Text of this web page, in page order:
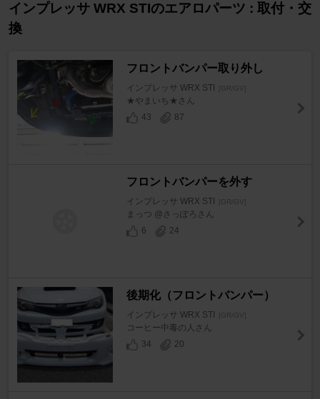
インプレッサ WRX STIのエアロパーツ : 取付・交
換
フロントバンパー取り外し
インプレッサ WRX STI [GR/GV]
★やまいち★さん
43
87
フロントバンパーを外す
インプレッサ WRX STI [GR/GV]
まっつ @さっぽろさん
6
24
後期化（フロントバンパー）
インプレッサ WRX STI [GR/GV]
コーヒー中毒の人さん
34
20